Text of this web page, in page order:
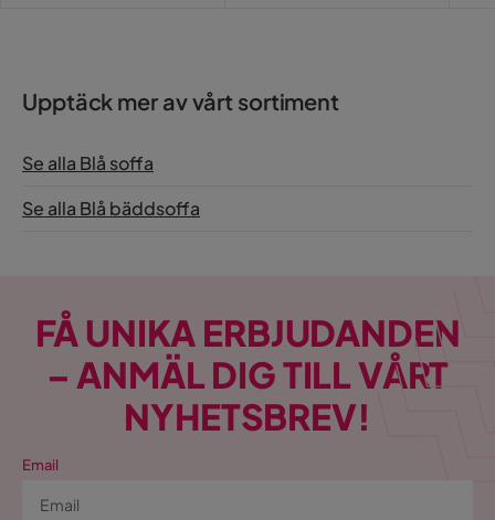
Namn klädsel
Upptäck mer av vårt sortiment
Se alla Blå soffa
Se alla Blå bäddsoffa
FÅ UNIKA ERBJUDANDEN
– ANMÄL DIG TILL VÅRT
NYHETSBREV!
Email